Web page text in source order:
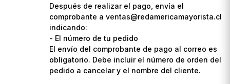
Después de realizar el pago, envía el
comprobante a ventas@redamericamayorista.cl
indicando:
- El número de tu pedido
El envío del comprobante de pago al correo es
obligatorio. Debe incluir el número de orden del
pedido a cancelar y el nombre del cliente.